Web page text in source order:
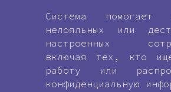
Система помогает
нелояльных или
настроенных
включая тех, кто
работу или
конфиденциальную